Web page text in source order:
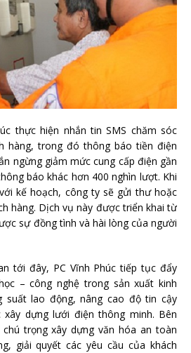
thực hiện nhắn tin SMS chăm sóc
hàng, trong đó thông báo tiền điện
ngừng giảm mức cung cấp điện gần
báo khác hơn 400 nghìn lượt. Khi
kế hoạch, công ty sẽ gửi thư hoặc
hàng. Dịch vụ này được triển khai từ
sự đồng tình và hài lòng của người
tới đây, PC Vĩnh Phúc tiếp tục đẩy
– công nghệ trong sản xuất kinh
suất lao động, nâng cao độ tin cậy
dựng lưới điện thông minh. Bên
trọng xây dựng văn hóa an toàn
giải quyết các yêu cầu của khách